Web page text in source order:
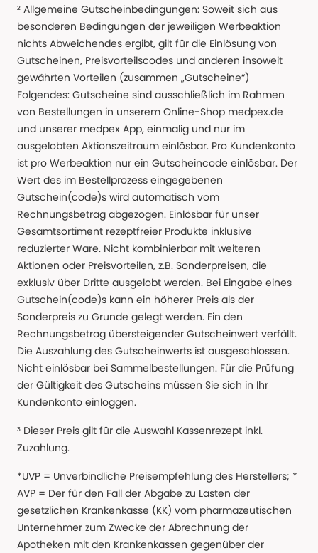
² Allgemeine Gutscheinbedingungen: Soweit sich aus
besonderen Bedingungen der jeweiligen Werbeaktion
nichts Abweichendes ergibt, gilt für die Einlösung von
Gutscheinen, Preisvorteilscodes und anderen insoweit
gewährten Vorteilen (zusammen „Gutscheine“)
Folgendes: Gutscheine sind ausschließlich im Rahmen
von Bestellungen in unserem Online-Shop medpex.de
und unserer medpex App, einmalig und nur im
ausgelobten Aktionszeitraum einlösbar. Pro Kundenkonto
ist pro Werbeaktion nur ein Gutscheincode einlösbar. Der
Wert des im Bestellprozess eingegebenen
Gutschein(code)s wird automatisch vom
Rechnungsbetrag abgezogen. Einlösbar für unser
Gesamtsortiment rezeptfreier Produkte inklusive
reduzierter Ware. Nicht kombinierbar mit weiteren
Aktionen oder Preisvorteilen, z.B. Sonderpreisen, die
exklusiv über Dritte ausgelobt werden. Bei Eingabe eines
Gutschein(code)s kann ein höherer Preis als der
Sonderpreis zu Grunde gelegt werden. Ein den
Rechnungsbetrag übersteigender Gutscheinwert verfällt.
Die Auszahlung des Gutscheinwerts ist ausgeschlossen.
Nicht einlösbar bei Sammelbestellungen. Für die Prüfung
der Gültigkeit des Gutscheins müssen Sie sich in Ihr
Kundenkonto einloggen.
³ Dieser Preis gilt für die Auswahl Kassenrezept inkl.
Zuzahlung.
*UVP = Unverbindliche Preisempfehlung des Herstellers; *
AVP = Der für den Fall der Abgabe zu Lasten der
gesetzlichen Krankenkasse (KK) vom pharmazeutischen
Unternehmer zum Zwecke der Abrechnung der
Apotheken mit den Krankenkassen gegenüber der